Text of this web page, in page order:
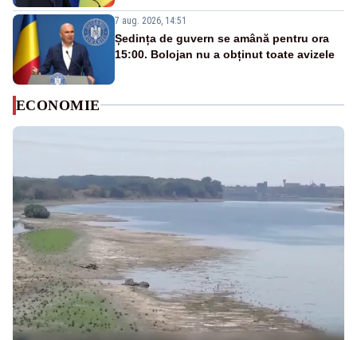
7 aug. 2026, 14:51
Ședința de guvern se amână pentru ora
15:00. Bolojan nu a obținut toate avizele
ECONOMIE